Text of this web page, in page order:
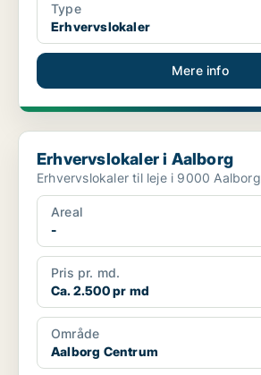
Type
Erhvervslokaler
Mere info
Erhvervslokaler i Aalborg
Erhvervslokaler i Aalborg
Erhvervslokaler til leje i 9000 Aalborg
Areal
-
Pris pr. md.
Ca. 2.500 pr md
Område
Aalborg Centrum